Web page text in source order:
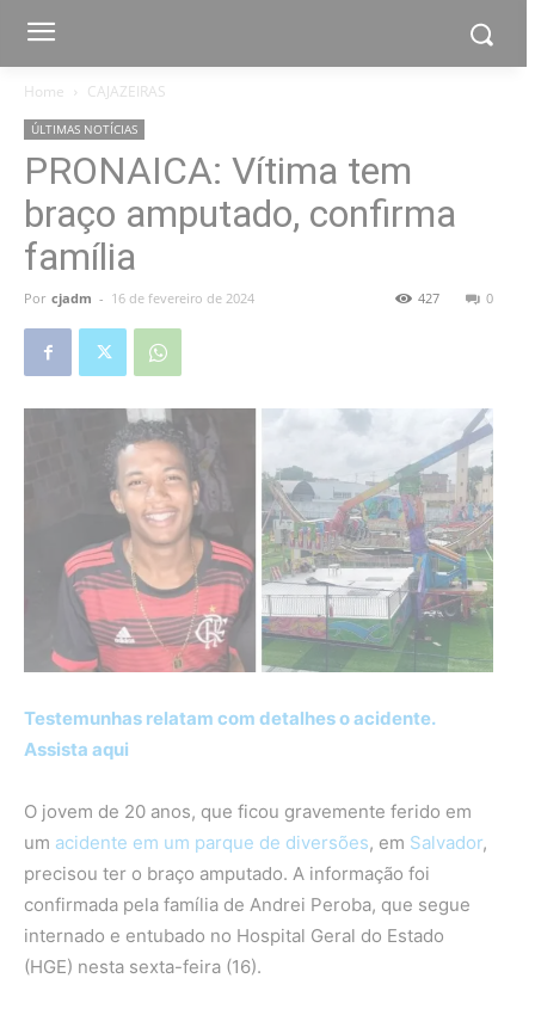
Home CAJAZEIRAS
ÚLTIMAS NOTÍCIAS
PRONAICA: Vítima tem
braço amputado, confirma
família
Por cjadm - 16 de fevereiro de 2024 0
427
Testemunhas relatam com detalhes o acidente.
Assista aqui
O jovem de 20 anos, que ficou gravemente ferido em
um acidente em um parque de diversões, em Salvador,
precisou ter o braço amputado. A informação foi
confirmada pela família de Andrei Peroba, que segue
internado e entubado no Hospital Geral do Estado
(HGE) nesta sexta-feira (16).